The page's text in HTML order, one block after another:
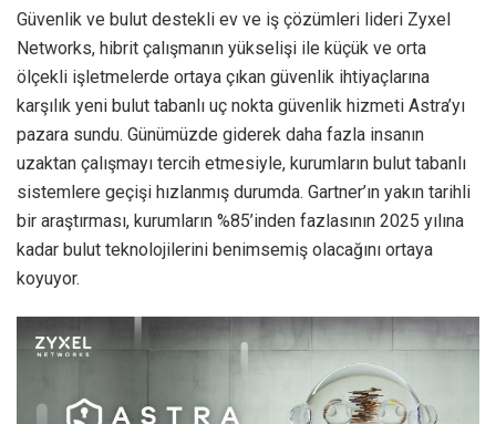
Güvenlik ve bulut destekli ev ve iş çözümleri lideri Zyxel
Networks, hibrit çalışmanın yükselişi ile küçük ve orta
ölçekli işletmelerde ortaya çıkan güvenlik ihtiyaçlarına
karşılık yeni bulut tabanlı uç nokta güvenlik hizmeti Astra’yı
pazara sundu. Günümüzde giderek daha fazla insanın
uzaktan çalışmayı tercih etmesiyle, kurumların bulut tabanlı
sistemlere geçişi hızlanmış durumda. Gartner’ın yakın tarihli
bir araştırması, kurumların %85’inden fazlasının 2025 yılına
kadar bulut teknolojilerini benimsemiş olacağını ortaya
koyuyor.